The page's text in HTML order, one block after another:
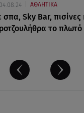
04.08.24 ΑΘΛΗΤΙΚΑ
σπα, Sky Bar, πισίνες
το